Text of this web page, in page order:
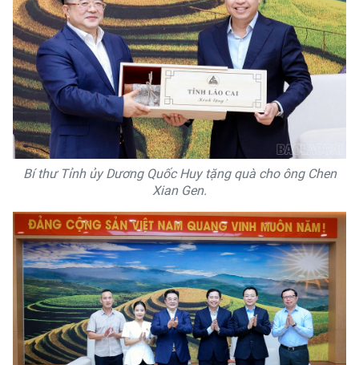
Bí thư Tỉnh ủy Dương Quốc Huy tặng quà cho ông Chen
Xian Gen.